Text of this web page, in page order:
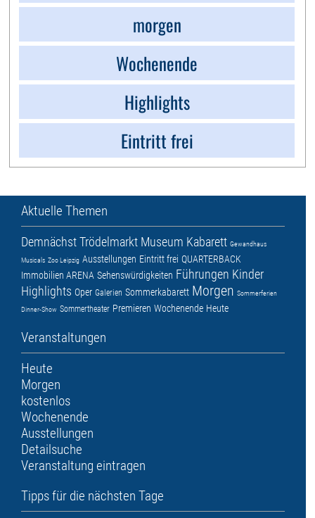
morgen
Wochenende
Highlights
Eintritt frei
Aktuelle Themen
DemnächstTrödelmarkt Museum Kabarett Gewandhaus
Musicals Zoo Leipzig Ausstellungen Eintritt frei QUARTERBACK
Immobilien ARENA Sehenswürdigkeiten Führungen Kinder
Highlights Oper Galerien Sommerkabarett Morgen Sommerferien
Dinner-Show Sommertheater Premieren Wochenende Heute
Veranstaltungen
Heute
Morgen
kostenlos
Wochenende
Ausstellungen
Detailsuche
Veranstaltung eintragen
Tipps für die nächsten Tage